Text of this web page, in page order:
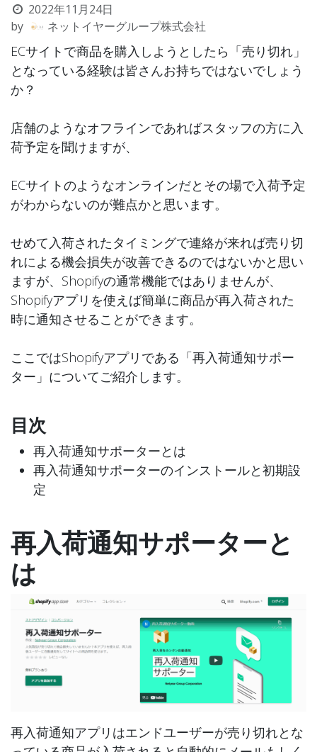
2022年11月24日
by
ネットイヤーグループ株式会社
ECサイトで商品を購入しようとしたら「売り切れ」
となっている経験は皆さんお持ちではないでしょう
か？
店舗のようなオフラインであればスタッフの方に入
荷予定を聞けますが、
ECサイトのようなオンラインだとその場で入荷予定
がわからないのが難点かと思います。
せめて入荷されたタイミングで連絡が来れば売り切
れによる機会損失が改善できるのではないかと思い
ますが、Shopifyの通常機能ではありませんが、
Shopifyアプリを使えば簡単に商品が再入荷された
時に通知させることができます。
ここではShopifyアプリである「再入荷通知サポー
ター」についてご紹介します。
目次
再入荷通知サポーターとは
再入荷通知サポーターのインストールと初期設
定
再入荷通知サポーターと
は
再入荷通知アプリはエンドユーザーが売り切れとな